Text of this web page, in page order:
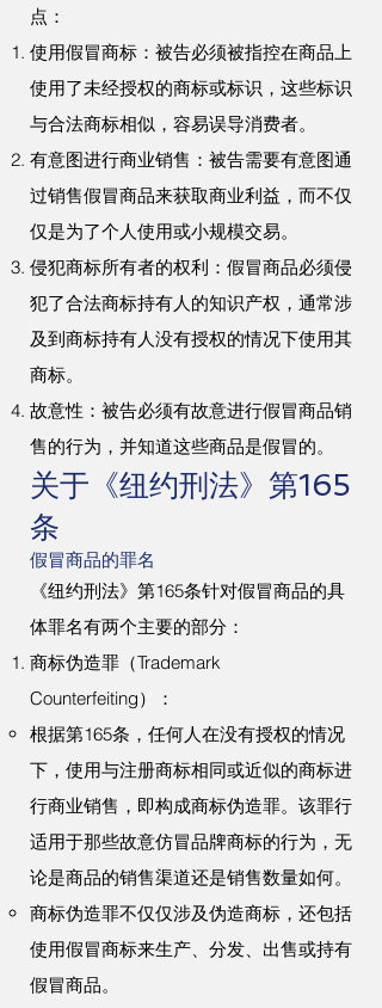
点：
使用假冒商标：被告必须被指控在商品上
使用了未经授权的商标或标识，这些标识
与合法商标相似，容易误导消费者。
有意图进行商业销售：被告需要有意图通
过销售假冒商品来获取商业利益，而不仅
仅是为了个人使用或小规模交易。
侵犯商标所有者的权利：假冒商品必须侵
犯了合法商标持有人的知识产权，通常涉
及到商标持有人没有授权的情况下使用其
商标。
故意性：被告必须有故意进行假冒商品销
售的行为，并知道这些商品是假冒的。
关于《纽约刑法》第165
条
假冒商品的罪名
《纽约刑法》第165条针对假冒商品的具
体罪名有两个主要的部分：
商标伪造罪（Trademark
Counterfeiting）：
根据第165条，任何人在没有授权的情况
下，使用与注册商标相同或近似的商标进
行商业销售，即构成商标伪造罪。该罪行
适用于那些故意仿冒品牌商标的行为，无
论是商品的销售渠道还是销售数量如何。
商标伪造罪不仅仅涉及伪造商标，还包括
使用假冒商标来生产、分发、出售或持有
假冒商品。